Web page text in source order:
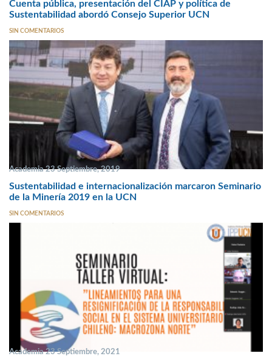
Cuenta pública, presentación del CIAP y política de
Sustentabilidad abordó Consejo Superior UCN
SIN COMENTARIOS
Academia 23 Septiembre, 2019
Sustentabilidad e internacionalización marcaron Seminario
de la Minería 2019 en la UCN
SIN COMENTARIOS
Academia 23 Septiembre, 2021